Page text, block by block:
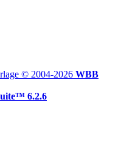
© 2004-2026 WBB
6.2.6